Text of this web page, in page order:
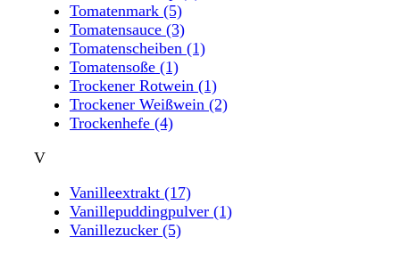
Tomatenmark (5)
Tomatensauce (3)
Tomatenscheiben (1)
Tomatensoße (1)
Trockener Rotwein (1)
Trockener Weißwein (2)
Trockenhefe (4)
V
Vanilleextrakt (17)
Vanillepuddingpulver (1)
Vanillezucker (5)